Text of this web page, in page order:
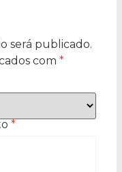
será publicado.
com *
*